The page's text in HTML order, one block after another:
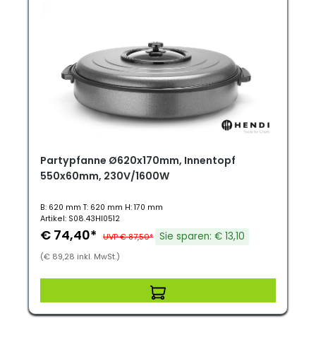
Partypfanne Ø620x170mm, Innentopf
550x60mm, 230V/1600W
B: 620 mm T: 620 mm H: 170 mm
Artikel: S08.43HI0512
€ 74,40* UVP € 87,50* Sie sparen: € 13,10
(€ 89,28 inkl. MwSt.)